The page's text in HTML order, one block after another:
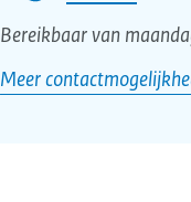
Bereikbaar van
Meer